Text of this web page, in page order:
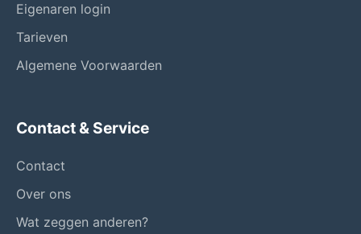
Eigenaren login
Tarieven
Algemene Voorwaarden
Contact & Service
Contact
Over ons
Wat zeggen anderen?